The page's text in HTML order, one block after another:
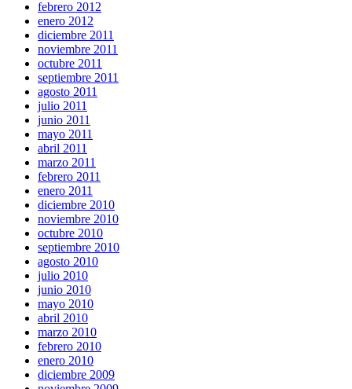
febrero 2012
enero 2012
diciembre 2011
noviembre 2011
octubre 2011
septiembre 2011
agosto 2011
julio 2011
junio 2011
mayo 2011
abril 2011
marzo 2011
febrero 2011
enero 2011
diciembre 2010
noviembre 2010
octubre 2010
septiembre 2010
agosto 2010
julio 2010
junio 2010
mayo 2010
abril 2010
marzo 2010
febrero 2010
enero 2010
diciembre 2009